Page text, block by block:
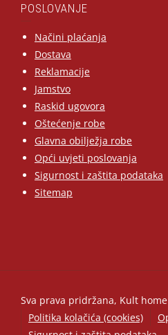
POSLOVANJE
Načini plaćanja
Dostava
Reklamacije
Jamstvo
Raskid ugovora
Oštećenje robe
Glavna obilježja robe
Opći uvjeti poslovanja
Sigurnost i zaštita podataka
Sitemap
Sva prava pridržana, Kult
Politika kolačića (cookies)